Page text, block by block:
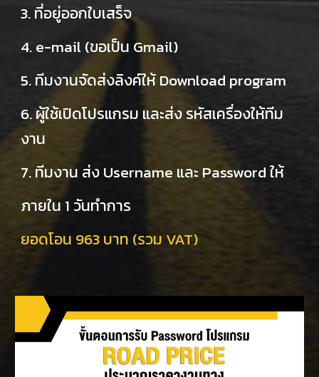
3. ที่อยู่ออกใบเสร็จ
4. e-mail (ขอเป็น Gmail)
5. ทีมงานจัดส่งลิงค์ให้ Download program
6. ผู้ใช้เปิดโปรแกรม และส่ง รหัสเครื่องให้ทีม
งาน
7. ทีมงาน ส่ง Username และ Password ให้
ภายใน 1 วันทำการ
ยอดโอน 963 บาท (รวม VAT)